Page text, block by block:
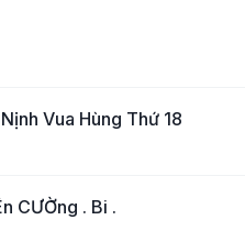
Vua Hùng Thứ 18
CƯỜng . Bi .